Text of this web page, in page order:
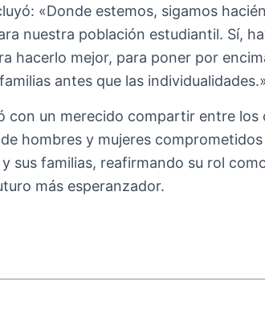
«Donde estemos, sigamos
nuestra población estudiantil. Sí,
hacerlo mejor, para poner por
antes que las
con un merecido compartir entre los
hombres y mujeres
sus familias, reafirmando su rol
más esperanzador.